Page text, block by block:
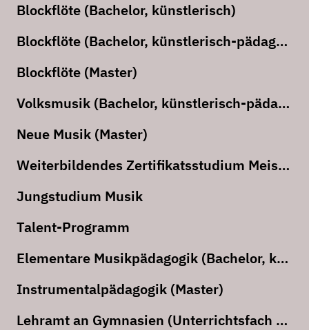
Blockflöte (Bachelor, künstlerisch)
Blockflöte (Bachelor, künstlerisch-pädagogisch)
Blockflöte (Master)
Volksmusik (Bachelor, künstlerisch-pädagogisch)
Neue Musik (Master)
Weiterbildendes Zertifikatsstudium Meisterklasse
Jungstudium Musik
Talent-Programm
Elementare Musikpädagogik (Bachelor, künstlerisch-pädagogisch)
Instrumentalpädagogik (Master)
Lehramt an Gymnasien (Unterrichtsfach Musik als Doppelfach)